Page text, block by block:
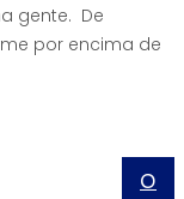
gente. De
por encima de
0